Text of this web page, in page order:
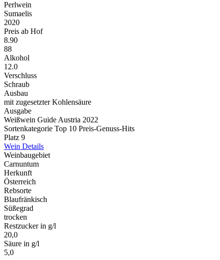
Perlwein
Sumaelis
2020
Preis ab Hof
8.90
88
Alkohol
12.0
Verschluss
Schraub
Ausbau
mit zugesetzter Kohlensäure
Ausgabe
Weißwein Guide Austria 2022
Sortenkategorie Top 10 Preis-Genuss-Hits
Platz 9
Wein Details
Weinbaugebiet
Carnuntum
Herkunft
Österreich
Rebsorte
Blaufränkisch
Süßegrad
trocken
Restzucker in g/l
20,0
Säure in g/l
5,0